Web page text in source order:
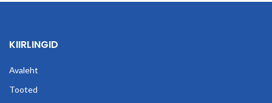
KIIRLINGID
Avaleht
Tooted